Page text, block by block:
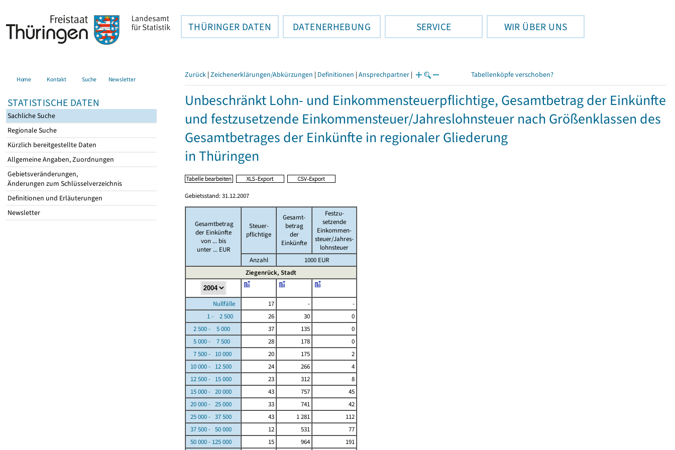
THÜRINGER DATEN DATENERHEBUNG SERVICE WIR ÜBER UNS
Home Kontakt Suche Newsletter
STATISTISCHE DATEN
Sachliche Suche
Regionale Suche
Kürzlich bereitgestellte Daten
Allgemeine Angaben, Zuordnungen
Gebietsveränderungen,
Änderungen zum Schlüsselverzeichnis
Definitionen und Erläuterungen
Newsletter
Zurück | Zeichenerklärungen/Abkürzungen | Definitionen | Ansprechpartner | Tabellenköpfe verschoben?
Unbeschränkt Lohn- und Einkommensteuerpflichtige, Gesamtbetrag der Einkünfte
und festzusetzende Einkommensteuer/Jahreslohnsteuer nach Größenklassen des
Gesamtbetrages der Einkünfte in regionaler Gliederung
in Thüringen
Gebietsstand: 31.12.2007
Gesamtbetrag
der Einkünfte
von ... bis
unter ... EUR
Steuer-
pflichtige
Gesamt-
betrag
der
Einkünfte
Festzu-
setzende
Einkommen-
steuer/Jahres-
lohnsteuer
Anzahl
1000 EUR
Ziegenrück, Stadt
Nullfälle 17 -
-
1 - 2 500
26 30
0
2 500 - 5 000
37 135
0
5 000 - 7 500
28 178
0
7 500 - 10 000
20 175
2
10 000 - 12 500
24 266
4
12 500 - 15 000
23 312
8
15 000 - 20 000
43 757
45
20 000 - 25 000
33 741
42
25 000 - 37 500
43 1 281
112
37 500 - 50 000
12 531
77
50 000 - 125 000
15 964 191